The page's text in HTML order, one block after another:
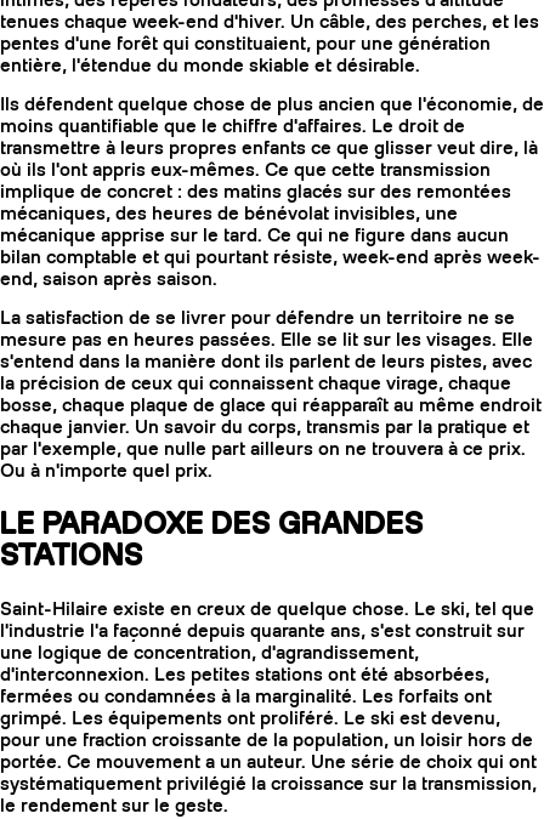
tenues chaque week-end d'hiver. Un câble, des perches, et les
pentes d'une forêt qui constituaient, pour une génération
entière, l'étendue du monde skiable et désirable.
Ils défendent quelque chose de plus ancien que l'économie, de
moins quantifiable que le chiffre d'affaires. Le droit de
transmettre à leurs propres enfants ce que glisser veut dire, là
où ils l'ont appris eux-mêmes. Ce que cette transmission
implique de concret : des matins glacés sur des remontées
mécaniques, des heures de bénévolat invisibles, une
mécanique apprise sur le tard. Ce qui ne figure dans aucun
bilan comptable et qui pourtant résiste, week-end après week-
end, saison après saison.
La satisfaction de se livrer pour défendre un territoire ne se
mesure pas en heures passées. Elle se lit sur les visages. Elle
s'entend dans la manière dont ils parlent de leurs pistes, avec
la précision de ceux qui connaissent chaque virage, chaque
bosse, chaque plaque de glace qui réapparaît au même endroit
chaque janvier. Un savoir du corps, transmis par la pratique et
par l'exemple, que nulle part ailleurs on ne trouvera à ce prix.
Ou à n'importe quel prix.
LE PARADOXE DES GRANDES
STATIONS
Saint-Hilaire existe en creux de quelque chose. Le ski, tel que
l'industrie l'a façonné depuis quarante ans, s'est construit sur
une logique de concentration, d'agrandissement,
d'interconnexion. Les petites stations ont été absorbées,
fermées ou condamnées à la marginalité. Les forfaits ont
grimpé. Les équipements ont proliféré. Le ski est devenu,
pour une fraction croissante de la population, un loisir hors de
portée. Ce mouvement a un auteur. Une série de choix qui ont
systématiquement privilégié la croissance sur la transmission,
le rendement sur le geste.